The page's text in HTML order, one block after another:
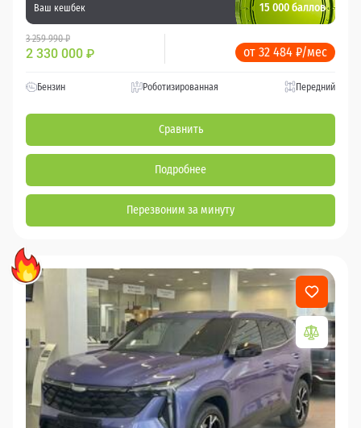
Ваш кешбек 15 000 баллов
3 259 990 ₽
2 330 000 ₽ от 32 484 ₽/мес
Бензин Роботизированная Передний
Сравнить
Подробнее
Перезвоним за минуту